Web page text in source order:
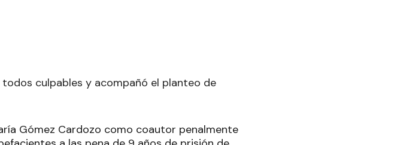
culpables y acompañó el planteo de
Gómez Cardozo como coautor penalmente